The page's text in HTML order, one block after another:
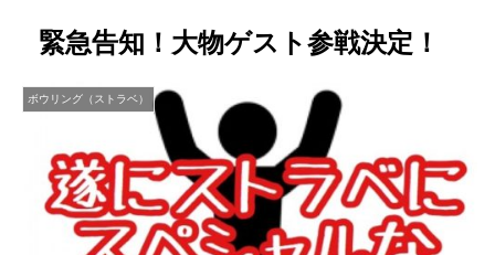
緊急告知！大物ゲスト参戦決定！
ボウリング（ストラベ）